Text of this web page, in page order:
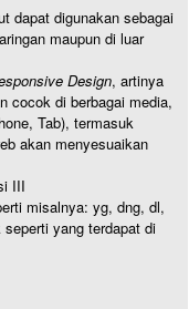
dapat digunakan sebagai
maupun di luar
Design, artinya
cocok di berbagai media,
Tab), termasuk
akan menyesuaikan
III
misalnya: yg, dng, dl,
yang terdapat di